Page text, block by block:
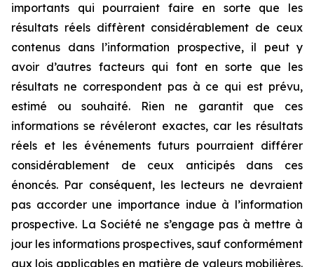
importants qui pourraient faire en sorte que les
résultats réels diffèrent considérablement de ceux
contenus dans l’information prospective, il peut y
avoir d’autres facteurs qui font en sorte que les
résultats ne correspondent pas à ce qui est prévu,
estimé ou souhaité. Rien ne garantit que ces
informations se révéleront exactes, car les résultats
réels et les événements futurs pourraient différer
considérablement de ceux anticipés dans ces
énoncés. Par conséquent, les lecteurs ne devraient
pas accorder une importance indue à l’information
prospective. La Société ne s’engage pas à mettre à
jour les informations prospectives, sauf conformément
aux lois applicables en matière de valeurs mobilières.